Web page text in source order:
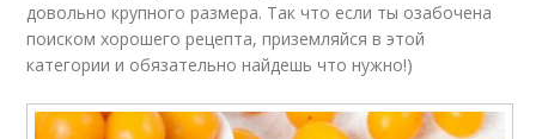
довольно крупного размера. Так что если ты озабочена
поиском хорошего рецепта, приземляйся в этой
категории и обязательно найдешь что нужно!)